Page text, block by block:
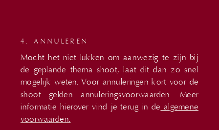
Mocht het niet lukken om aanwezig te zijn bij
de geplande thema shoot, laat dit dan zo snel
mogelijk weten. Voor annuleringen kort voor de
shoot gelden annuleringsvoorwaarden. Meer
informatie hierover vind je terug in de algemene
voorwaarden.
4. ANNULEREN